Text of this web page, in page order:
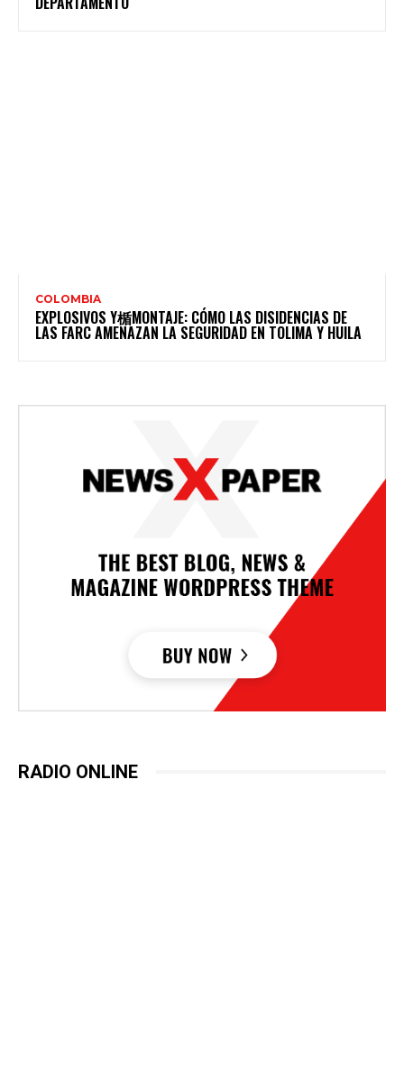
COLOMBIA
EXPLOSIVOS Y楯MONTAJE: CÓMO LAS DISIDENCIAS DE
LAS FARC AMENAZAN LA SEGURIDAD EN TOLIMA Y HUILA
RADIO ONLINE